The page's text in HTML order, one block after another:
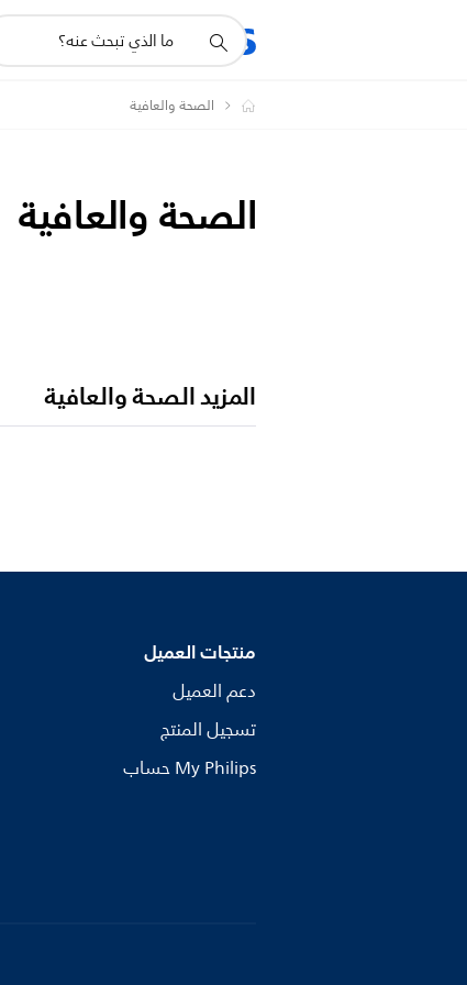
المنتجات
أيقونة
دعم
الصحة والعافية
الصحة والعافية
المزيد الصحة والعافية
منتجات العميل
دعم العميل
تسجيل المنتج
My Philips حساب